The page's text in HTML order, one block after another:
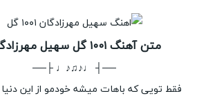
متن آهنگ ۱۰۰۱ گل سهیل مهرزادگان
──┤ ♩♪♫♪♩ ├──
فقط تویی که باهات میشه خودمو از این